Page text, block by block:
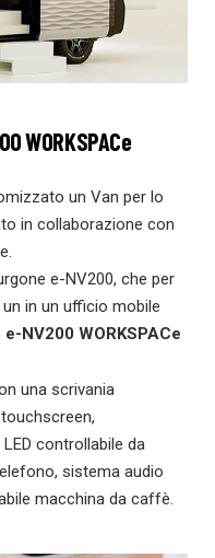
WORKSPACe
un Van per lo
in collaborazione con
e-NV200, che per
in un ufficio mobile
e-NV200 WORKSPACe
una scrivania
controllabile da
sistema audio
macchina da caffè.